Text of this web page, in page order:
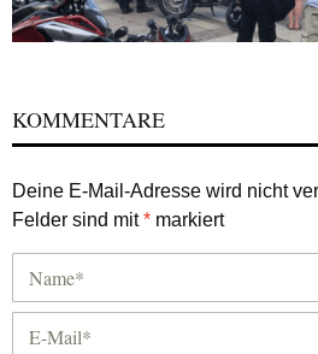
KOMMENTARE
Deine E-Mail-Adresse wird nicht
Felder sind mit* markiert